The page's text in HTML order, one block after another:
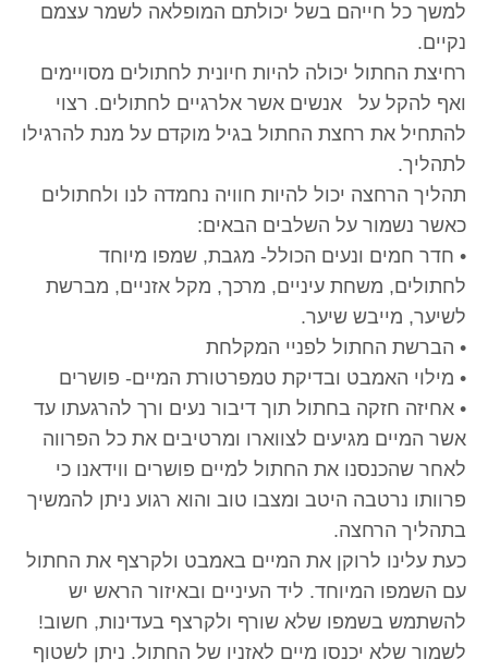
למשך כל חייהם בשל יכולתם המופלאה לשמר עצמם
נקיים.
רחיצת החתול יכולה להיות חיונית לחתולים מסויימים
ואף להקל על אנשים אשר אלרגיים לחתולים. רצוי
להתחיל את רחצת החתול בגיל מוקדם על מנת להרגילו
לתהליך.
תהליך הרחצה יכול להיות חוויה נחמדה לנו ולחתולים
כאשר נשמור על השלבים הבאים:
• חדר חמים ונעים הכולל- מגבת, שמפו מיוחד
לחתולים, משחת עיניים, מרכך, מקל אזניים, מברשת
לשיער, מייבש שיער.
• הברשת החתול לפניי המקלחת
• מילוי האמבט ובדיקת טמפרטורת המיים- פושרים
• אחיזה חזקה בחתול תוך דיבור נעים ורך להרגעתו עד
אשר המיים מגיעים לצווארו ומרטיבים את כל הפרווה
לאחר שהכנסנו את החתול למיים פושרים ווידאנו כי
פרוותו נרטבה היטב ומצבו טוב והוא רגוע ניתן להמשיך
בתהליך הרחצה.
כעת עלינו לרוקן את המיים באמבט ולקרצף את החתול
עם השמפו המיוחד. ליד העיניים ובאיזור הראש יש
להשתמש בשמפו שלא שורף ולקרצף בעדינות, חשוב!
לשמור שלא יכנסו מיים לאזניו של החתול. ניתן לשטוף